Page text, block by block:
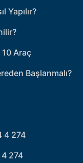
Yapılır?
10 Araç
Başlanmalı?
4 274
274